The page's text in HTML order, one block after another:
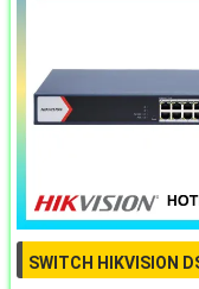
SWITCH HIKVISION